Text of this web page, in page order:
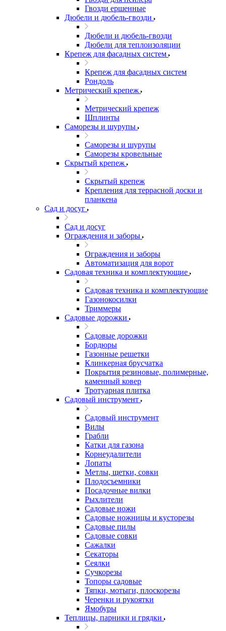
Гвозди ершенные
Дюбели и дюбель-гвозди
Дюбели и дюбель-гвозди
Дюбели для теплоизоляции
Крепеж для фасадных систем
Крепеж для фасадных систем
Рондоль
Метрический крепеж
Метрический крепеж
Шплинты
Саморезы и шурупы
Саморезы и шурупы
Саморезы кровельные
Скрытый крепеж
Скрытый крепеж
Крепления для террасной доски и
планкена
Сад и досуг
Сад и досуг
Ограждения и заборы
Ограждения и заборы
Автоматизация для ворот
Садовая техника и комплектующие
Садовая техника и комплектующие
Газонокосилки
Триммеры
Садовые дорожки
Садовые дорожки
Бордюры
Газонные решетки
Клинкерная брусчатка
Покрытия резиновые, полимерные,
каменный ковер
Тротуарная плитка
Садовый инструмент
Садовый инструмент
Вилы
Грабли
Катки для газона
Корнеудалители
Лопаты
Метлы, щетки, совки
Плодосъемники
Посадочные вилки
Рыхлители
Садовые ножи
Садовые ножницы и кусторезы
Садовые пилы
Садовые совки
Сажалки
Секаторы
Сеялки
Сучкорезы
Топоры садовые
Тяпки, мотыги, плоскорезы
Черенки и рукоятки
Ямобуры
Теплицы, парники и грядки